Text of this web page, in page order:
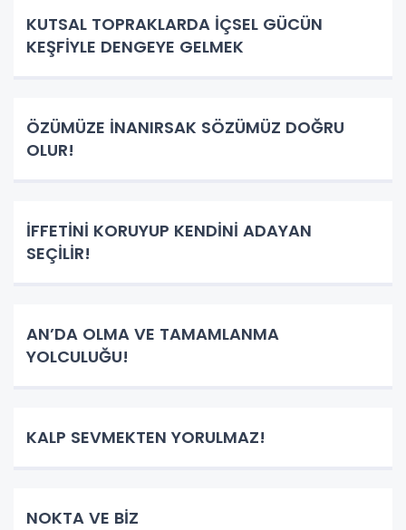
KUTSAL TOPRAKLARDA İÇSEL GÜCÜN
KEŞFİYLE DENGEYE GELMEK
ÖZÜMÜZE İNANIRSAK SÖZÜMÜZ DOĞRU
OLUR!
İFFETİNİ KORUYUP KENDİNİ ADAYAN
SEÇİLİR!
AN’DA OLMA VE TAMAMLANMA
YOLCULUĞU!
KALP SEVMEKTEN YORULMAZ!
NOKTA VE BİZ